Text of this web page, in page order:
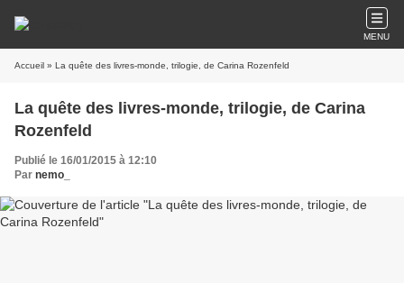
MENU
Accueil » La quête des livres-monde, trilogie, de Carina Rozenfeld
La quête des livres-monde, trilogie, de Carina
Rozenfeld
Publié le 16/01/2015 à 12:10
Par nemo_